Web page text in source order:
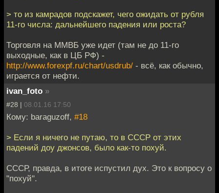
> то из камрадов подскажет, чего ожидать от рубля
11-го числа: дальнейшего падения или роста?
Торговля на ММВБ уже идет (там не до 11-го
выходные, как в ЦБ РФ) -
http://www.forexpf.ru/chart/usdrub/ - всё, как обычно,
играется от нефти.
ivan_foto »
#28 | 08.01.16 17:50
Кому: baraguzoff, #18
> Если я ничего не путаю, то в СССР от этих
падений доу джонсов, было как-то похуй.
СССР, правда, в итоге испустил дух. Это к вопросу о
"похуй".